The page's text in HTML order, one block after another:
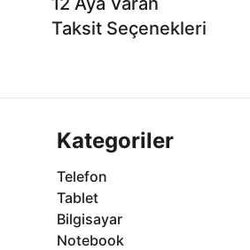
Taksit Seçenekleri
Kategoriler
Telefon
Tablet
Bilgisayar
Notebook